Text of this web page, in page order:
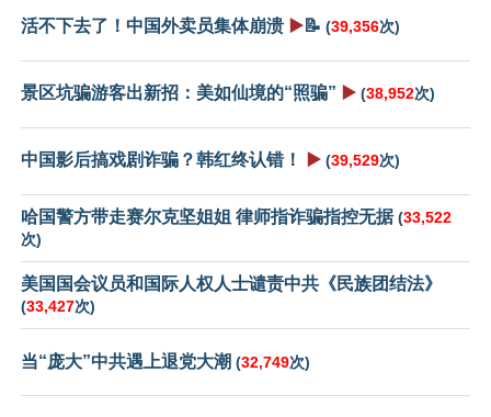
活不下去了！中国外卖员集体崩溃 ▶️📝 (39,356次)
景区坑骗游客出新招：美如仙境的“照骗” ▶️ (38,952次)
中国影后搞戏剧诈骗？韩红终认错！ ▶️ (39,529次)
哈国警方带走赛尔克坚姐姐 律师指诈骗指控无据(33,522
次)
美国国会议员和国际人权人士谴责中共《民族团结法》
(33,427次)
当“庞大”中共遇上退党大潮 (32,749次)